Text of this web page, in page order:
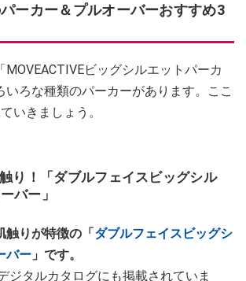
ーカー＆プルオーバーおすすめ3
MOVEACTIVEビッグシルエットパーカ
いろな種類のパーカーがあります。ここ
いきましょう。
り！「ダブルフェイスビッグシル
バー」
触りが特徴の「ダブルフェイスビッグシ
バー 」です。
ジタルカタログにも掲載されていま